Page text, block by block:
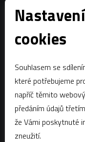
Kontakty
VYRASTA team s.r.o.
Spytihněv 145
DIČ:CZ28287843
Zápis dle § 13a
vložka 58796
cookies
Souhlasem se
které potřebujeme
napříč těmito webovými
předáním údajů
že Vámi poskytnuté
zneužití.